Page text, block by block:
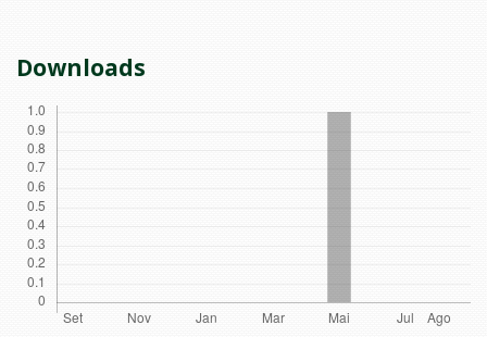
Downloads